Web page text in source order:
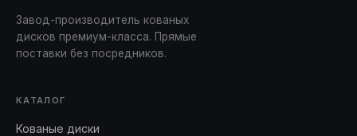
Завод-производитель кованых
дисков премиум-класса. Прямые
поставки без посредников.
КАТАЛОГ
Кованые диски